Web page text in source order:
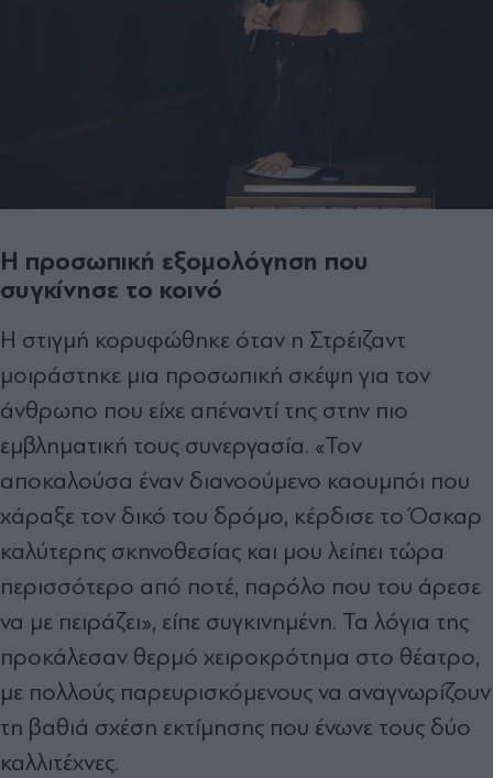
Η προσωπική εξομολόγηση που
συγκίνησε το κοινό
Η στιγμή κορυφώθηκε όταν η Στρέιζαντ
μοιράστηκε μια προσωπική σκέψη για τον
άνθρωπο που είχε απέναντί της στην πιο
εμβληματική τους συνεργασία. «Τον
αποκαλούσα έναν διανοούμενο καουμπόι που
χάραξε τον δικό του δρόμο, κέρδισε το Όσκαρ
καλύτερης σκηνοθεσίας και μου λείπει τώρα
περισσότερο από ποτέ, παρόλο που του άρεσε
να με πειράζει», είπε συγκινημένη. Τα λόγια της
προκάλεσαν θερμό χειροκρότημα στο θέατρο,
με πολλούς παρευρισκόμενους να αναγνωρίζουν
τη βαθιά σχέση εκτίμησης που ένωνε τους δύο
καλλιτέχνες.